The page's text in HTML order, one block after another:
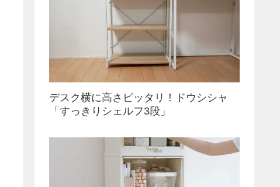
デスク横に高さピッタリ！ドウシシャ
「すっきりシェルフ3段」